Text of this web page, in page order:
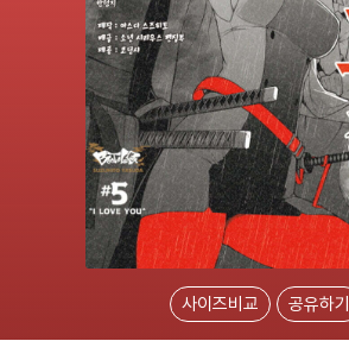
사이즈비교 공유하기